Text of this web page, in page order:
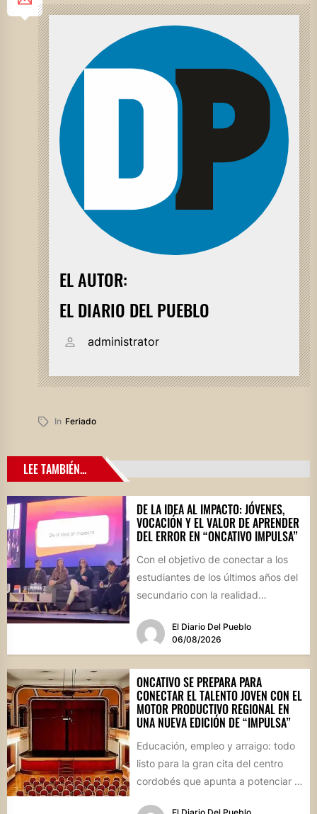
EL AUTOR:
EL DIARIO DEL PUEBLO
administrator
In Feriado
LEE TAMBIÉN...
DE LA IDEA AL IMPACTO: JÓVENES,
VOCACIÓN Y EL VALOR DE APRENDER
DEL ERROR EN “ONCATIVO IMPULSA”
Con el objetivo de conectar a los
estudiantes de los últimos años del
secundario con la realidad
El Diario Del Pueblo
06/08/2026
ONCATIVO SE PREPARA PARA
CONECTAR EL TALENTO JOVEN CON EL
MOTOR PRODUCTIVO REGIONAL EN
UNA NUEVA EDICIÓN DE “IMPULSA”
Educación, empleo y arraigo: todo
listo para la gran cita del centro
cordobés que apunta a potenciar el